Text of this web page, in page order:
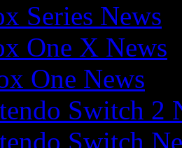
Series News
One X News
One News
Switch 2
Switch